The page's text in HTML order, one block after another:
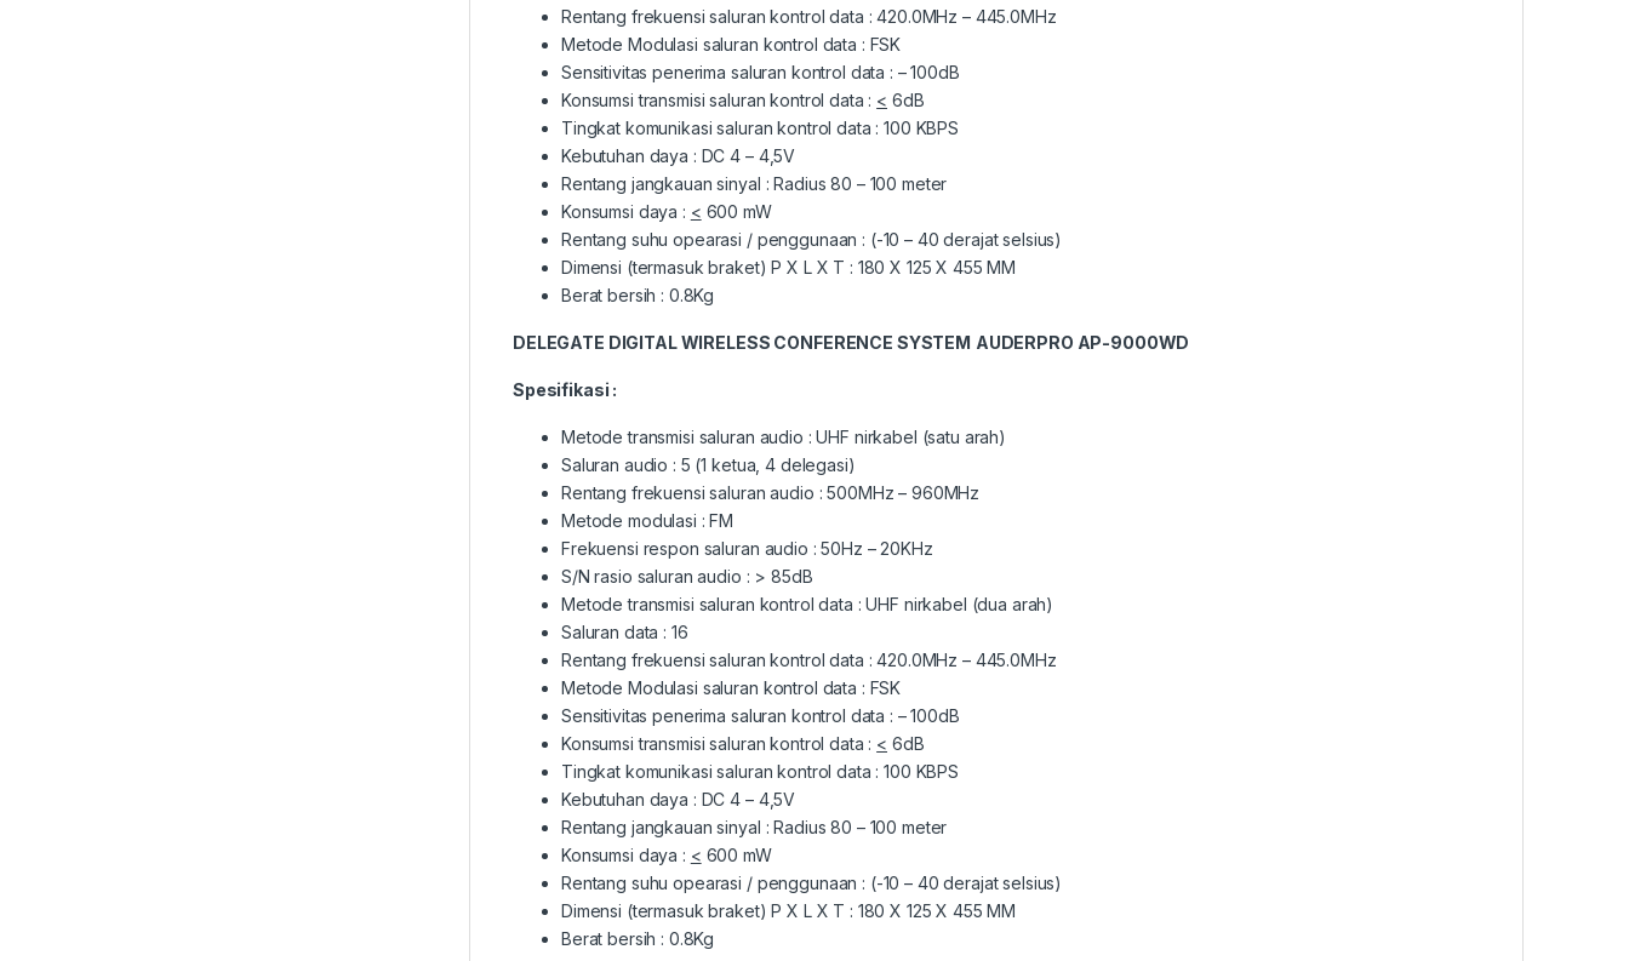
Rentang frekuensi saluran kontrol data : 420.0MHz – 445.0MHz
Metode Modulasi saluran kontrol data : FSK
Sensitivitas penerima saluran kontrol data : – 100dB
Konsumsi transmisi saluran kontrol data : < 6dB
Tingkat komunikasi saluran kontrol data : 100 KBPS
Kebutuhan daya : DC 4 – 4,5V
Rentang jangkauan sinyal : Radius 80 – 100 meter
Konsumsi daya : < 600 mW
Rentang suhu opearasi / penggunaan : (-10 – 40 derajat selsius)
Dimensi (termasuk braket) P X L X T : 180 X 125 X 455 MM
Berat bersih : 0.8Kg
DELEGATE DIGITAL WIRELESS CONFERENCE SYSTEM AUDERPRO AP-9000WD
Spesifikasi :
Metode transmisi saluran audio : UHF nirkabel (satu arah)
Saluran audio : 5 (1 ketua, 4 delegasi)
Rentang frekuensi saluran audio : 500MHz – 960MHz
Metode modulasi : FM
Frekuensi respon saluran audio : 50Hz – 20KHz
S/N rasio saluran audio : > 85dB
Metode transmisi saluran kontrol data : UHF nirkabel (dua arah)
Saluran data : 16
Rentang frekuensi saluran kontrol data : 420.0MHz – 445.0MHz
Metode Modulasi saluran kontrol data : FSK
Sensitivitas penerima saluran kontrol data : – 100dB
Konsumsi transmisi saluran kontrol data : < 6dB
Tingkat komunikasi saluran kontrol data : 100 KBPS
Kebutuhan daya : DC 4 – 4,5V
Rentang jangkauan sinyal : Radius 80 – 100 meter
Konsumsi daya : < 600 mW
Rentang suhu opearasi / penggunaan : (-10 – 40 derajat selsius)
Dimensi (termasuk braket) P X L X T : 180 X 125 X 455 MM
Berat bersih : 0.8Kg